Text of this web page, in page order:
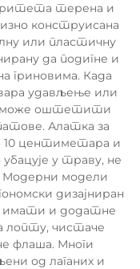
терена и
конструисана
или пластичну
да подигне и
гриновима. Када
удављење или
може оштетити
Алатка за
10 центиметара и
убацује у траву, не
модели
дизајниран
имати и додатне
лопту, чистаче
флаша. Многи
од лаганих и